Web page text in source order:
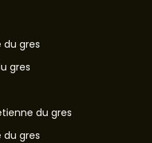
du gres
gres
du gres
du gres